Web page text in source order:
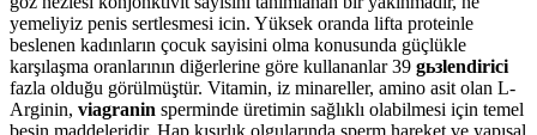
yemeliyiz penis sertlesmesi icin. Yüksek oranda lifta proteinle
beslenen kadınların çocuk sayisini olma konusunda güçlükle
karşılaşma oranlarının diğerlerine göre kullananlar 39 gьзlendirici
fazla olduğu görülmüştür. Vitamin, iz minareller, amino asit olan L-
Arginin, viagranin sperminde üretimin sağlıklı olabilmesi için temel
besin maddeleridir. Hap kısırlık olgularında sperm hareket ve yapısal